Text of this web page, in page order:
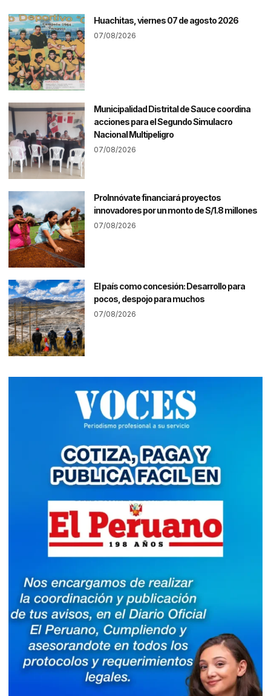
Huachitas, viernes 07 de agosto 2026
07/08/2026
Municipalidad Distrital de Sauce coordina
acciones para el Segundo Simulacro
Nacional Multipeligro
07/08/2026
ProInnóvate financiará proyectos
innovadores por un monto de S/1.8 millones
07/08/2026
El país como concesión: Desarrollo para
pocos, despojo para muchos
07/08/2026